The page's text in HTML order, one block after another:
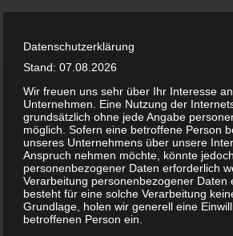
Datenschutzerklärung
Stand: 07.08.2026
Wir freuen uns sehr über Ihr Interesse
Unternehmen. Eine Nutzung der
grundsätzlich ohne jede Angabe
möglich. Sofern eine betroffene Person
unseres Unternehmens über unsere
Anspruch nehmen möchte, könnte
personenbezogener Daten erforderlich
Verarbeitung personenbezogener Daten
besteht für eine solche Verarbeitung
Grundlage, holen wir generell eine
betroffenen Person ein.